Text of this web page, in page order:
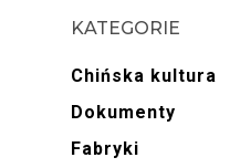
KATEGORIE
Chińska kultura
Dokumenty
Fabryki